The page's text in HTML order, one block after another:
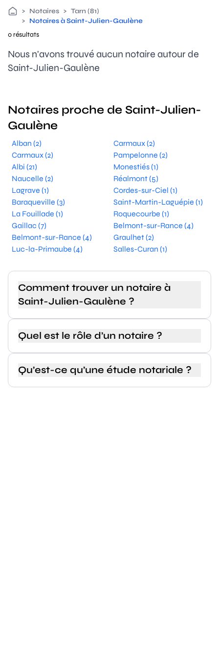
> Notaires > Tarn (81)
> Notaires à Saint-Julien-Gaulène
0 résultats
Nous n'avons trouvé aucun notaire autour de
Saint-Julien-Gaulène
Notaires proche de Saint-Julien-
Gaulène
Alban (2)
Carmaux (2)
Carmaux (2)
Pampelonne (2)
Albi (21)
Monestiés (1)
Naucelle (2)
Réalmont (5)
Lagrave (1)
Cordes-sur-Ciel (1)
Baraqueville (3)
Saint-Martin-Laguépie (1)
La Fouillade (1)
Roquecourbe (1)
Gaillac (7)
Belmont-sur-Rance (4)
Belmont-sur-Rance (4)
Graulhet (2)
Luc-la-Primaube (4)
Salles-Curan (1)
Comment trouver un notaire à
Saint-Julien-Gaulène ?
Quel est le rôle d’un notaire ?
Qu’est-ce qu’une étude notariale ?